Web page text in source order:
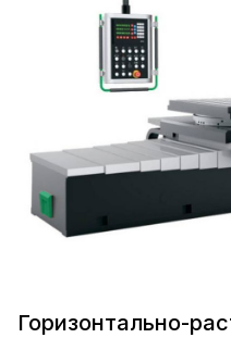
Горизонтально-